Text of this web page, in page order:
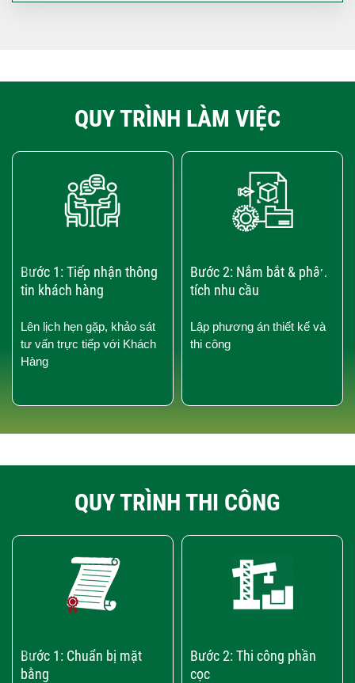
QUY TRÌNH LÀM VIỆC
Bước 1: Tiếp nhận thông
tin khách hàng
Lên lịch hẹn gặp, khảo sát
tư vấn trực tiếp với Khách
Hàng
Bước 2: Nắm bắt & phân
tích nhu cầu
Lập phương án thiết kế và
thi công
›
‹
QUY TRÌNH THI CÔNG
Bước 1: Chuẩn bị mặt
bằng
Bước 2: Thi công phần
cọc
›
‹